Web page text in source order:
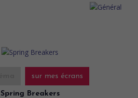
sur mes écrans
Spring Breakers